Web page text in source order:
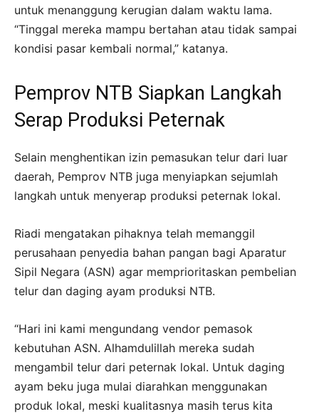
untuk menanggung kerugian dalam waktu lama.
“Tinggal mereka mampu bertahan atau tidak sampai
kondisi pasar kembali normal,” katanya.
Pemprov NTB Siapkan Langkah
Serap Produksi Peternak
Selain menghentikan izin pemasukan telur dari luar
daerah, Pemprov NTB juga menyiapkan sejumlah
langkah untuk menyerap produksi peternak lokal.
Riadi mengatakan pihaknya telah memanggil
perusahaan penyedia bahan pangan bagi Aparatur
Sipil Negara (ASN) agar memprioritaskan pembelian
telur dan daging ayam produksi NTB.
“Hari ini kami mengundang vendor pemasok
kebutuhan ASN. Alhamdulillah mereka sudah
mengambil telur dari peternak lokal. Untuk daging
ayam beku juga mulai diarahkan menggunakan
produk lokal, meski kualitasnya masih terus kita